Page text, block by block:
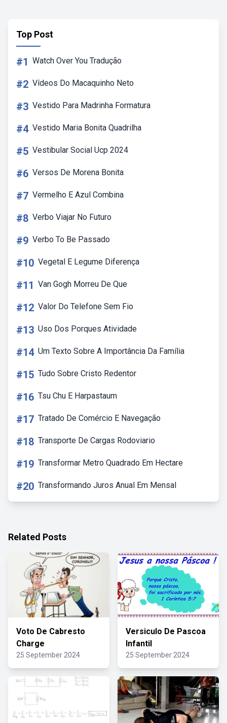
Top Post
#1 Watch Over You Tradução
#2 Vídeos Do Macaquinho Neto
#3 Vestido Para Madrinha Formatura
#4 Vestido Maria Bonita Quadrilha
#5 Vestibular Social Ucp 2024
#6 Versos De Morena Bonita
#7 Vermelho E Azul Combina
#8 Verbo Viajar No Futuro
#9 Verbo To Be Passado
#10 Vegetal E Legume Diferença
#11 Van Gogh Morreu De Que
#12 Valor Do Telefone Sem Fio
#13 Uso Dos Porques Atividade
#14 Um Texto Sobre A Importância Da Família
#15 Tudo Sobre Cristo Redentor
#16 Tsu Chu E Harpastaum
#17 Tratado De Comércio E Navegação
#18 Transporte De Cargas Rodoviario
#19 Transformar Metro Quadrado Em Hectare
#20 Transformando Juros Anual Em Mensal
Related Posts
Voto De Cabresto
Charge
25 September 2024
Versiculo De Pascoa
Infantil
25 September 2024